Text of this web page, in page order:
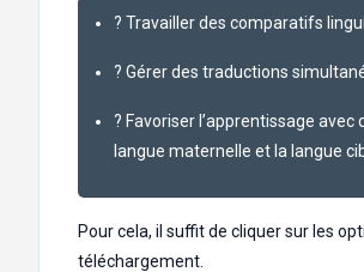
?️ Travailler des comparatifs
? Gérer des traductions
? Favoriser l’apprentissage
langue maternelle et la langue
Pour cela, il suffit de cliquer sur les
téléchargement.